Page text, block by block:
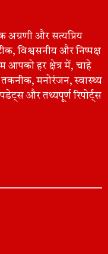
और सत्यप्रिय
विश्वसनीय और निष्पक्ष
आपको हर क्षेत्र में, चाहे
तकनीक, मनोरंजन, स्वास्थ्य
और तथ्यपूर्ण रिपोर्ट्स